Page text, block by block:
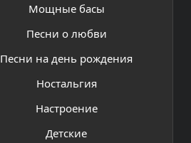
Мощные басы
Песни о любви
Песни на день рождения
Ностальгия
Настроение
Детские